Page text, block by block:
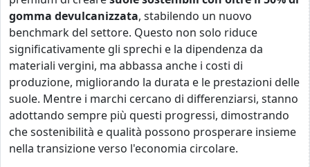
gomma devulcanizzata, stabilendo un nuovo
benchmark del settore. Questo non solo riduce
significativamente gli sprechi e la dipendenza da
materiali vergini, ma abbassa anche i costi di
produzione, migliorando la durata e le prestazioni delle
suole. Mentre i marchi cercano di differenziarsi, stanno
adottando sempre più questi progressi, dimostrando
che sostenibilità e qualità possono prosperare insieme
nella transizione verso l'economia circolare.